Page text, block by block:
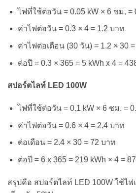
ไฟที่ใช้ต่อวัน = 0.05 kW × 6 ชม. =
ค่าไฟต่อวัน = 0.3 × 4 = 1.2 บาท
ค่าไฟต่อเดือน (30 วัน) = 1.2 × 30
ต่อปี = 0.3 × 365 = 5 kWh x 4 =
สปอร์ตไลท์ LED 100W
ไฟที่ใช้ต่อวัน = 0.1 kW × 6 ชม. =
ค่าไฟต่อวัน = 0.6 × 4 = 2.4 บาท
ต่อเดือน = 2.4 × 30 = 72 บาท
ต่อปี = 6 x 365 = 219 kWh × 4 =
สรุปคือ สปอร์ตไลท์ LED 100W ใช้ไ